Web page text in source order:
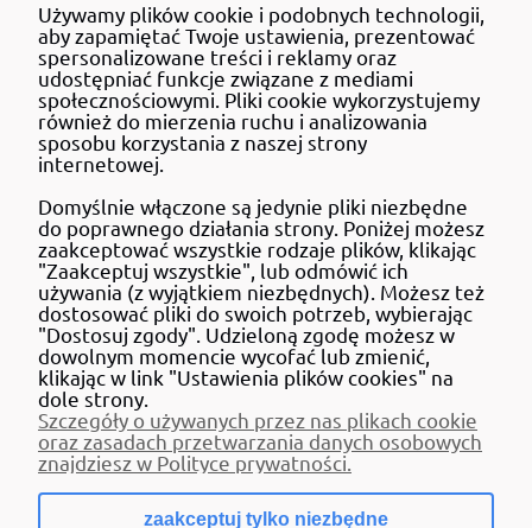
MOJE KONTO
DBAJ O ŚRODOWISKO MYŚL
Używamy plików cookie i podobnych technologii,
aby zapamiętać Twoje ustawienia, prezentować
spersonalizowane treści i reklamy oraz
udostępniać funkcje związane z mediami
społecznościowymi. Pliki cookie wykorzystujemy
również do mierzenia ruchu i analizowania
sposobu korzystania z naszej strony
internetowej.
Domyślnie włączone są jedynie pliki niezbędne
do poprawnego działania strony. Poniżej możesz
zaakceptować wszystkie rodzaje plików, klikając
"Zaakceptuj wszystkie", lub odmówić ich
używania (z wyjątkiem niezbędnych). Możesz też
dostosować pliki do swoich potrzeb, wybierając
"Dostosuj zgody". Udzieloną zgodę możesz w
dowolnym momencie wycofać lub zmienić,
klikając w link "Ustawienia plików cookies" na
dole strony.
Szczegóły o używanych przez nas plikach cookie
oraz zasadach przetwarzania danych osobowych
znajdziesz w Polityce prywatności.
zaakceptuj tylko niezbędne